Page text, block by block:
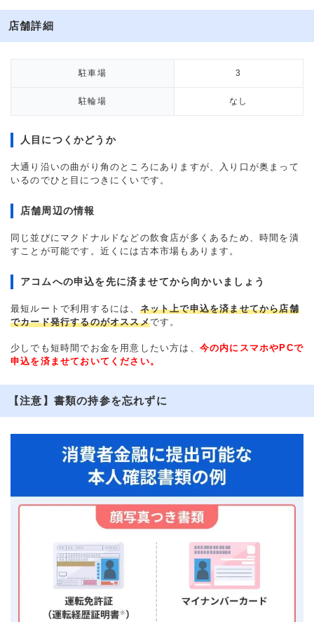
店舗詳細
駐車場 3
駐輪場 なし
人目につくかどうか
大通り沿いの曲がり角のところにありますが、入り口が奥まって
いるのでひと目につきにくいです。
店舗周辺の情報
同じ並びにマクドナルドなどの飲食店が多くあるため、時間を潰
すことが可能です。近くには古本市場もあります。
アコムへの申込を先に済ませてから向かいましょう
最短ルートで利用するには、 ネット上で申込を済ませてから店舗
でカード発行するのがオススメです。
少しでも短時間でお金を用意したい方は、 今の内にスマホやPCで
申込を済ませておいてください。
【注意】書類の持参を忘れずに